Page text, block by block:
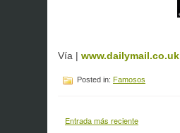
Vía | www.dailymail.co.uk
Posted in: Famosos
Entrada más reciente